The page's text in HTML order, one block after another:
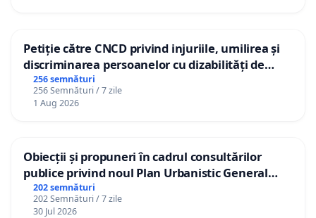
Petiție către CNCD privind injuriile, umilirea și
discriminarea persoanelor cu dizabilități de
către utilizatorul TikTok „Gorici”
256 semnături
256 Semnături / 7 zile
1 Aug 2026
Obiecții și propuneri în cadrul consultărilor
publice privind noul Plan Urbanistic General
(PUG) Ialoveni
202 semnături
202 Semnături / 7 zile
30 Jul 2026